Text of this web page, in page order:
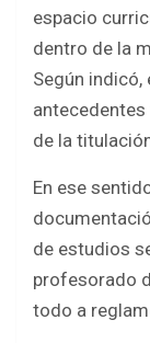
espacio
dentro de la
Según
de la
En ese
de estudios
profesorado
todo a